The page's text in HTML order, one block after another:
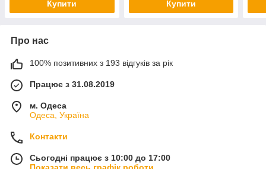
Купити Купити
Про нас
100% позитивних з 193 відгуків за рік
Працює з 31.08.2019
м. Одеса
Одеса, Україна
Контакти
Сьогодні працює з 10:00 до 17:00
Показати весь графік роботи